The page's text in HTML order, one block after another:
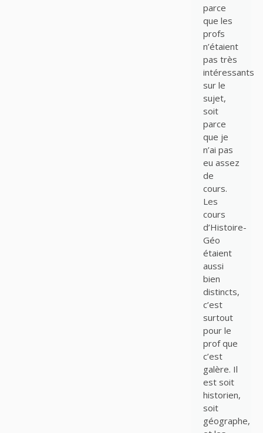
parce
que les
profs
n’étaient
pas très
intéressants
sur le
sujet,
soit
parce
que je
n’ai pas
eu assez
de
cours.
Les
cours
d’Histoire-
Géo
étaient
aussi
bien
distincts,
c’est
surtout
pour le
prof que
c’est
galère. Il
est soit
historien,
soit
géographe,